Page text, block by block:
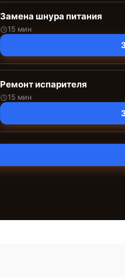
Замена шнура питания
15 мин
Ремонт испарителя
15 мин